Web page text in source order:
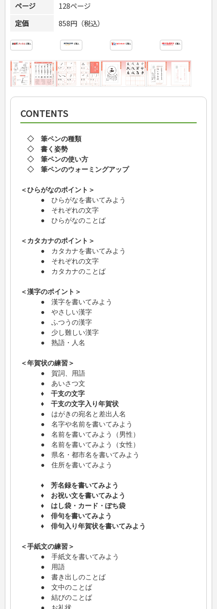
ページ
128ページ
定価
858円（税込）
CONTENTS
◇ 筆ペンの種類
◇ 書く姿勢
◇ 筆ペンの使い方
◇ 筆ペンのウォーミングアップ
＜ひらがなのポイント＞
● ひらがなを書いてみよう
● それぞれの文字
● ひらがなのことば
＜カタカナのポイント＞
● カタカナを書いてみよう
● それぞれの文字
● カタカナのことば
＜漢字のポイント＞
● 漢字を書いてみよう
● やさしい漢字
● ふつうの漢字
● 少し難しい漢字
● 熟語・人名
＜年賀状の練習＞
● 賀詞、用語
● あいさつ文
♦ 干支の文字
♦ 干支の文字入り年賀状
● はがきの宛名と差出人名
● 名字や名前を書いてみよう
● 名前を書いてみよう（男性）
● 名前を書いてみよう（女性）
● 県名・都市名を書いてみよう
● 住所を書いてみよう
♦ 芳名録を書いてみよう
♦ お祝い文を書いてみよう
♦ はし袋・カード・ぽち袋
♦ 俳句を書いてみよう
♦ 俳句入り年賀状を書いてみよう
＜手紙文の練習＞
● 手紙文を書いてみよう
● 用語
● 書き出しのことば
● 文中のことば
● 結びのことば